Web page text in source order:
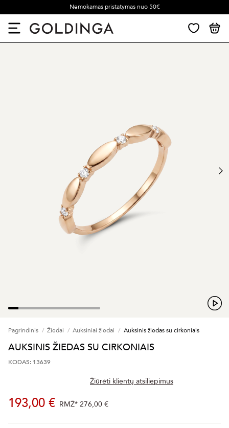
Nemokamas pristatymas nuo 50€
Pagrindinis Žiedai Auksiniai žiedai Auksinis žiedas su cirkoniais
AUKSINIS ŽIEDAS SU CIRKONIAIS
KODAS: 13639
Žiūrėti klientų atsiliepimus
193,00 € RMŽ* 276,00 €